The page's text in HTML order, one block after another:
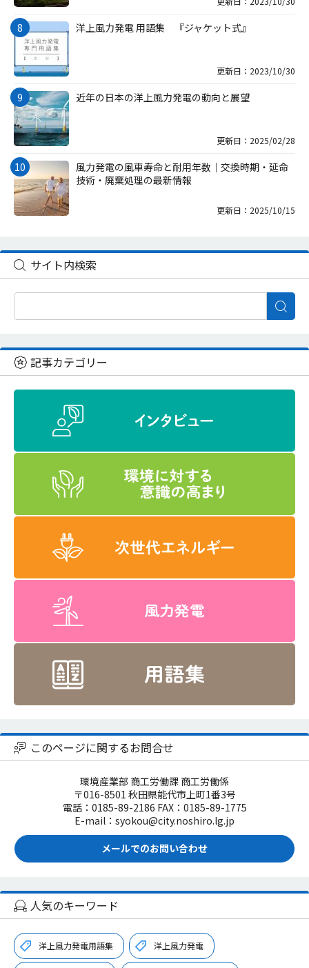
洋上風力発電 用語集 『ジャケット式』
更新日：2023/10/30
近年の日本の洋上風力発電の動向と展望
更新日：2025/02/28
風力発電の風車寿命と耐用年数｜交換時期・延命
技術・廃棄処理の最新情報
更新日：2025/10/15
サイト内検索
記事カテゴリー
このページに関するお問合せ
環境産業部 商工労働課 商工労働係
〒016-8501 秋田県能代市上町1番3号
電話：0185-89-2186 FAX：0185-89-1775
E-mail：syokou@city.noshiro.lg.jp
メールでのお問い合わせ
人気のキーワード
洋上風力発電用語集 洋上風力発電